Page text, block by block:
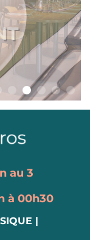
au 3
à 00h30
|